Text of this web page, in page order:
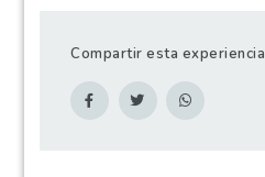
Compartir esta experiencia